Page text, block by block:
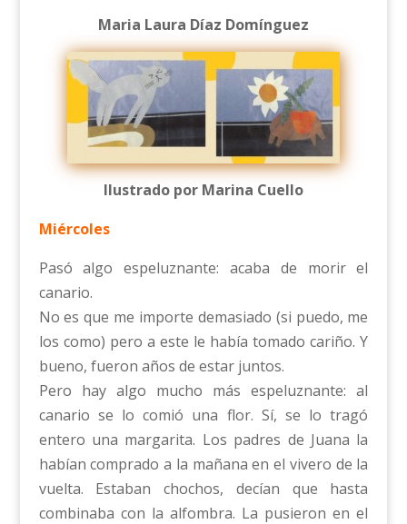
Maria Laura Díaz Domínguez
Ilustrado por Marina Cuello
Miércoles
Pasó algo espeluznante: acaba de morir el
canario.
No es que me importe demasiado (si puedo, me
los como) pero a este le había tomado cariño. Y
bueno, fueron años de estar juntos.
Pero hay algo mucho más espeluznante: al
canario se lo comió una flor. Sí, se lo tragó
entero una margarita. Los padres de Juana la
habían comprado a la mañana en el vivero de la
vuelta. Estaban chochos, decían que hasta
combinaba con la alfombra. La pusieron en el